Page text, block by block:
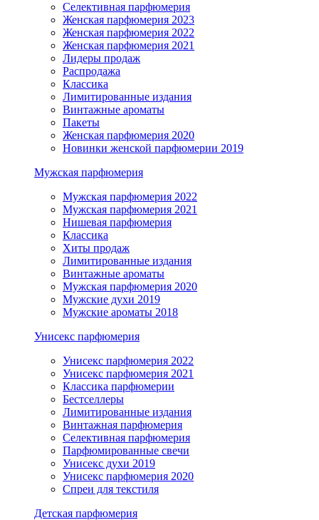
Селективная парфюмерия
Женская парфюмерия 2023
Женская парфюмерия 2022
Женская парфюмерия 2021
Лидеры продаж
Распродажа
Классика
Лимитированные издания
Винтажные ароматы
Пакеты
Женская парфюмерия 2020
Новинки женской парфюмерии 2019
Мужская парфюмерия
Мужская парфюмерия 2022
Мужская парфюмерия 2021
Нишевая парфюмерия
Классика
Хиты продаж
Лимитированные издания
Винтажные ароматы
Мужская парфюмерия 2020
Мужские духи 2019
Мужские ароматы 2018
Унисекс парфюмерия
Унисекс парфюмерия 2022
Унисекс парфюмерия 2021
Классика парфюмерии
Бестселлеры
Лимитированные издания
Винтажная парфюмерия
Селективная парфюмерия
Парфюмированные свечи
Унисекс духи 2019
Унисекс парфюмерия 2020
Спреи для текстиля
Детская парфюмерия